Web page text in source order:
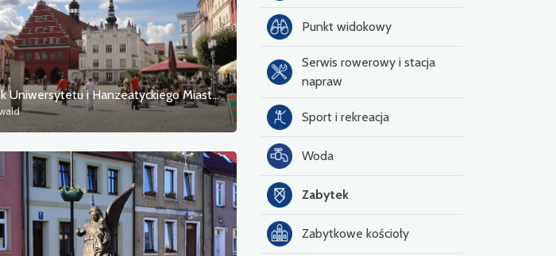
Rynek Uniwersytetu i Hanzeatyckiego Miasta Greifswald
Punkt widokowy
Serwis rowerowy i stacja
napraw
Sport i rekreacja
Woda
Zabytek
Zabytkowe kościoły